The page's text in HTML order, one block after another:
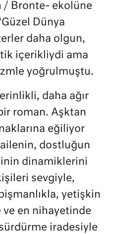
/ Bronte- ekolüne
Dünya
daha olgun,
içerikliydi ama
yoğrulmuştu.
daha ağır
roman. Aşktan
eğiliyor
dostluğun
dinamiklerini
sevgiyle,
yetişkin
ve en nihayetinde
iradesiyle